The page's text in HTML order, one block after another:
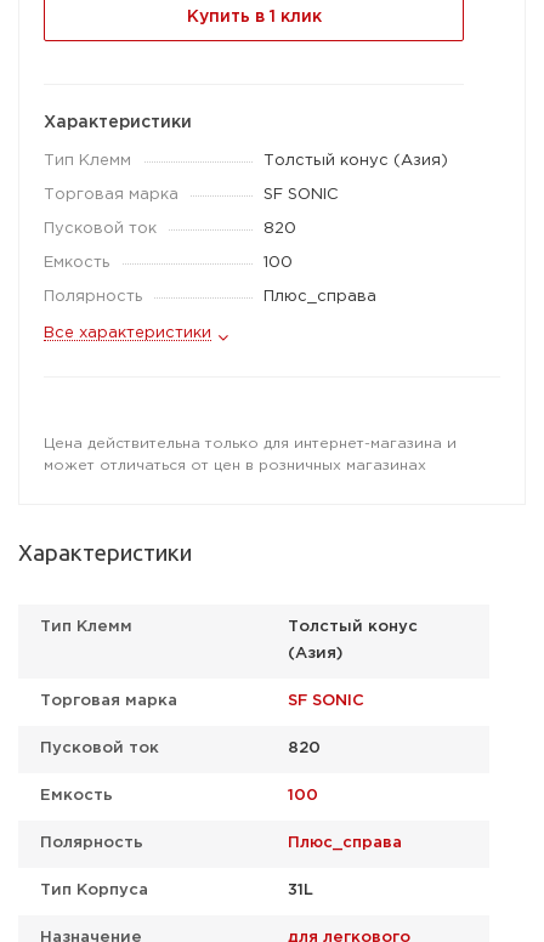
Купить в 1 клик
Характеристики
Тип Клемм Толстый конус (Азия)
Торговая марка SF SONIC
Пусковой ток 820
Емкость 100
Полярность Плюс_справа
Все характеристики
Цена действительна только для интернет-магазина и
может отличаться от цен в розничных магазинах
Характеристики
Тип Клемм
Толстый конус
(Азия)
Торговая марка SF SONIC
Пусковой ток 820
Емкость 100
Полярность Плюс_справа
Тип Корпуса 31L
Назначение
для легкового